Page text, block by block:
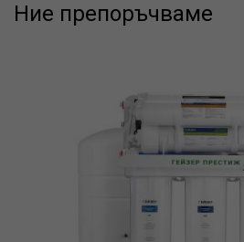
Ние препоръчваме